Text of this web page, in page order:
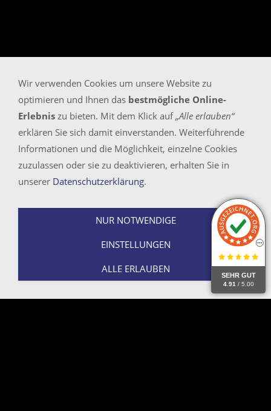
SEHR GUT
4.91 / 5.00
Wir verwenden Cookies um unsere Website zu
optimieren und Ihnen das bestmögliche Online-
Erlebnis zu bieten. Mit dem Klick auf„Alle erlauben“
erklären Sie sich damit einverstanden. Weiterführende
Informationen und die Möglichkeit, einzelne Cookies
zuzulassen oder sie zu deaktivieren, erhalten Sie in
unserer Datenschutzerklärung.
NUR NOTWENDIGE
EINSTELLUNGEN
ALLE ERLAUBEN